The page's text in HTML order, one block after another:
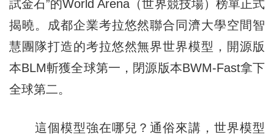
試金石”的World Arena（世界競技場）榜單正式
揭曉。成都企業考拉悠然聯合同濟大學空間智
慧團隊打造的考拉悠然無界世界模型，開源版
本BLM斬獲全球第一，閉源版本BWM-Fast拿下
全球第二。
這個模型強在哪兒？通俗來講，世界模型